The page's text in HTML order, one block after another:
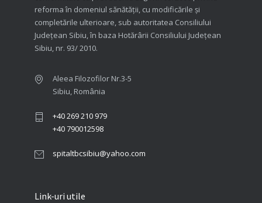
reforma în domeniul sănătăţii, cu modificările şi
completările ulterioare, sub autoritatea Consiliului
Judeţean Sibiu, în baza Hotărârii Consiliului Judeţean
Sibiu, nr. 93/ 2010.
Aleea Filozofilor Nr.3-5
Sibiu, România
+40 269 210 979
+40 790012598
spitaltbcsibiu@yahoo.com
Link-uri utile